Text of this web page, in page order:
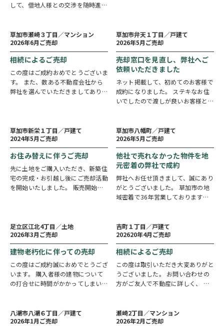
して、借地人様との交渉を随時進め
とができております。 すべての土
地の整理・清算が完了するまでに…
っかけに、…
草加市瀬崎３丁目／マンション
2026年6月ご売却
相続によるご売却
この度はご成約おめでとうございま
す。 また、数ある不動産会社から
弊社を選んでいただきましてありが
お時間ありますが、どうぞ引き続…
草加市弁天１丁目／戸建て
2026年5月ご売却
売却窓口を見直し、弊社へご
依頼いただきました
ネット掲載して、初めてのお客様で
成約になりました。 ステキなお住
いでしたので渡しが良いお客様と連
お引越しが迫る中、2重ローンにな
る前に契約出来てほっとしておりま
す。…
草加市新栄１丁目／戸建て
2024年5月ご売却
お住み替えに伴うご売却
先に土地をご購入いただき、新築住
宅の完成・お引越し後にご売却活動
を開始いたしました。 販売開始か
任せいただき、心より感謝申し上げ
ます…
草加市八幡町／戸建て
2026年5月ご売却
他社で売れなかった物件を地
元密着の弊社で成約
弊社へお任せ頂きまして、誠にあり
がとうございました。 草加市の地
域密着で36年営業しております弊
ず、迅速にご成約をさせて頂きまし
た。…
足立区江北4丁目／土地
2026年3月ご売却
建物老朽化に伴っての売却
この度はご成約誠におめでとうござ
います。 購入者様の建物について
の打合せに時間がかかってしまいお
ました。 購入について時期が来ま
したら是非お手伝いさせていただ…
吉町１丁目／戸建て
202620年4月ご売却
相続によるご売却
この度は取引いただき大変ありがと
うございました。 お問い合わせの
方がご友人で不動産に詳しく、 買
で買取させていただきました。…
八潮市八潮６丁目／戸建て
2026年1月ご売却
瀬崎2丁目／マンション
2026年2月ご売却